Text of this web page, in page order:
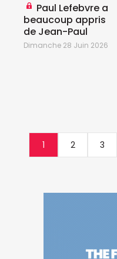
Paul Lefebvre a
beaucoup appris
de Jean-Paul
Dimanche 28 Juin 2026
1 2 3